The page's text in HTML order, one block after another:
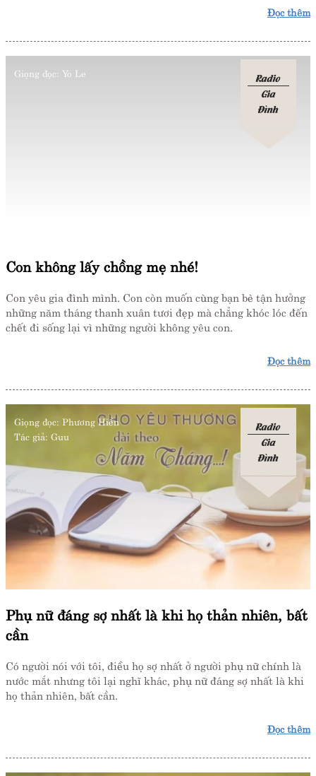
Đọc thêm
Giọng đọc: Yo Le
Radio
Gia
Đình
Con không lấy chồng mẹ nhé!
Con yêu gia đình mình. Con còn muốn cùng bạn bè tận hưởng
những năm tháng thanh xuân tươi đẹp mà chẳng khóc lóc đến
chết đi sống lại vì những người không yêu con.
Đọc thêm
Giọng đọc: Phương Hiền
Tác giả: Guu
Radio
Gia
Đình
Phụ nữ đáng sợ nhất là khi họ thản nhiên, bất
cần
Có người nói với tôi, điều họ sợ nhất ở người phụ nữ chính là
nước mắt nhưng tôi lại nghĩ khác, phụ nữ đáng sợ nhất là khi
họ thản nhiên, bất cần.
Đọc thêm